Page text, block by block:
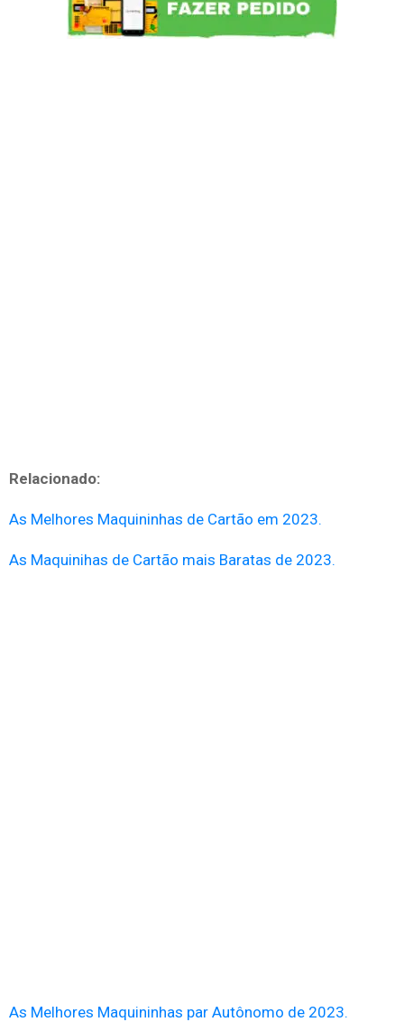
Relacionado:
As Melhores Maquininhas de Cartão em 2023.
As Maquinihas de Cartão mais Baratas de 2023.
As Melhores Maquininhas par Autônomo de 2023.